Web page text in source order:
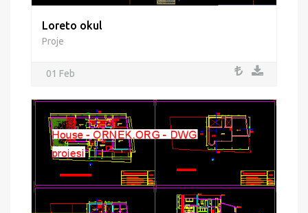
Loreto okul
Proje
01 Feb